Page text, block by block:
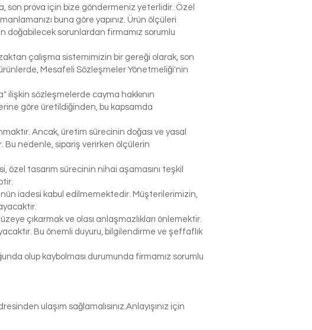
son prova için bize göndermeniz yeterlidir. Özel
buna göre yapınız. Ürün ölçüleri
doğabilecek sorunlardan firmamız sorumlu
çalışma sistemimizin bir gereği olarak, son
Mesafeli Sözleşmeler Yönetmeliği'nin
ilişkin sözleşmelerde cayma hakkının
göre üretildiğinden, bu kapsamda
Ancak, üretim sürecinin doğası ve yasal
Bu nedenle, sipariş verirken ölçülerin
tasarım sürecinin nihai aşamasını teşkil
iadesi kabul edilmemektedir. Müşterilerimizin,
çıkarmak ve olası anlaşmazlıkları önlemektir.
Bu önemli duyuru, bilgilendirme ve şeffaflık
olup kaybolması durumunda firmamız sorumlu
ulaşım sağlamalısınız.Anlayışınız için